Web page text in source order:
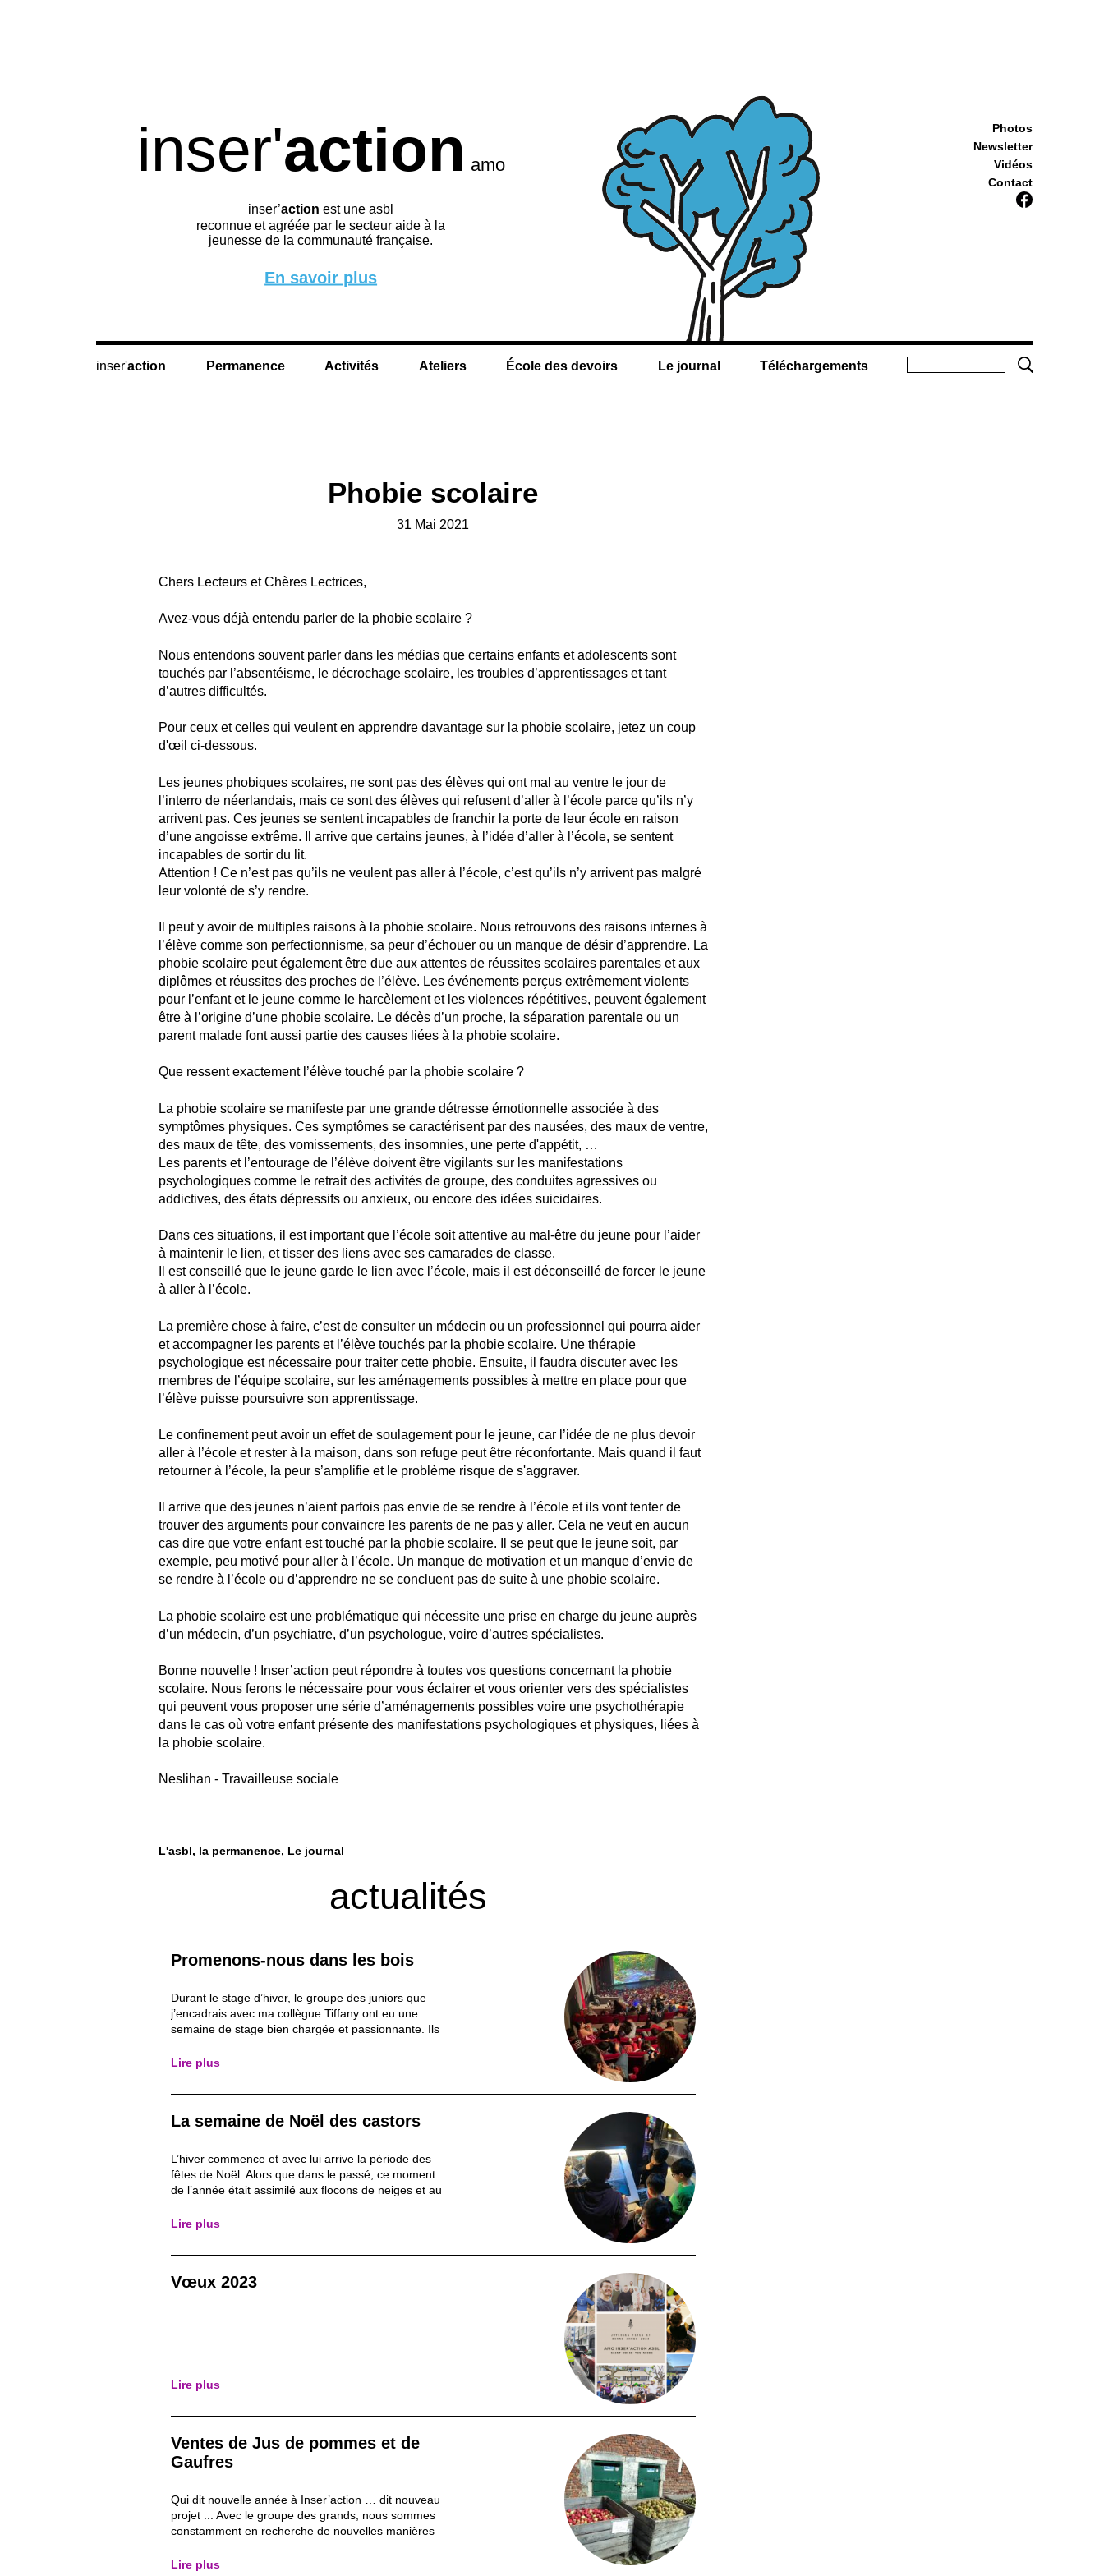
inser'action amo
inser’action est une asbl
reconnue et agréée par le secteur aide à la
jeunesse de la communauté française.
En savoir plus
Photos
Newsletter
Vidéos
Contact
action Permanence Activités Ateliers École des devoirs Le journal Téléchargements
Phobie scolaire
31 Mai 2021
Chers Lecteurs et Chères Lectrices,
Avez-vous déjà entendu parler de la phobie scolaire ?
Nous entendons souvent parler dans les médias que certains enfants et adolescents sont
touchés par l’absentéisme, le décrochage scolaire, les troubles d’apprentissages et tant
d’autres difficultés.
Pour ceux et celles qui veulent en apprendre davantage sur la phobie scolaire, jetez un coup
d'œil ci-dessous.
Les jeunes phobiques scolaires, ne sont pas des élèves qui ont mal au ventre le jour de
l’interro de néerlandais, mais ce sont des élèves qui refusent d’aller à l’école parce qu’ils n’y
arrivent pas. Ces jeunes se sentent incapables de franchir la porte de leur école en raison
d’une angoisse extrême. Il arrive que certains jeunes, à l’idée d’aller à l’école, se sentent
incapables de sortir du lit.
Attention ! Ce n’est pas qu’ils ne veulent pas aller à l’école, c’est qu’ils n’y arrivent pas malgré
leur volonté de s’y rendre.
Il peut y avoir de multiples raisons à la phobie scolaire. Nous retrouvons des raisons internes à
l’élève comme son perfectionnisme, sa peur d’échouer ou un manque de désir d’apprendre. La
phobie scolaire peut également être due aux attentes de réussites scolaires parentales et aux
diplômes et réussites des proches de l’élève. Les événements perçus extrêmement violents
pour l’enfant et le jeune comme le harcèlement et les violences répétitives, peuvent également
être à l’origine d’une phobie scolaire. Le décès d’un proche, la séparation parentale ou un
parent malade font aussi partie des causes liées à la phobie scolaire.
Que ressent exactement l’élève touché par la phobie scolaire ?
La phobie scolaire se manifeste par une grande détresse émotionnelle associée à des
symptômes physiques. Ces symptômes se caractérisent par des nausées, des maux de ventre,
des maux de tête, des vomissements, des insomnies, une perte d'appétit, …
Les parents et l’entourage de l’élève doivent être vigilants sur les manifestations
psychologiques comme le retrait des activités de groupe, des conduites agressives ou
addictives, des états dépressifs ou anxieux, ou encore des idées suicidaires.
Dans ces situations, il est important que l’école soit attentive au mal-être du jeune pour l’aider
à maintenir le lien, et tisser des liens avec ses camarades de classe.
Il est conseillé que le jeune garde le lien avec l’école, mais il est déconseillé de forcer le jeune
à aller à l’école.
La première chose à faire, c’est de consulter un médecin ou un professionnel qui pourra aider
et accompagner les parents et l’élève touchés par la phobie scolaire. Une thérapie
psychologique est nécessaire pour traiter cette phobie. Ensuite, il faudra discuter avec les
membres de l’équipe scolaire, sur les aménagements possibles à mettre en place pour que
l’élève puisse poursuivre son apprentissage.
Le confinement peut avoir un effet de soulagement pour le jeune, car l’idée de ne plus devoir
aller à l’école et rester à la maison, dans son refuge peut être réconfortante. Mais quand il faut
retourner à l’école, la peur s’amplifie et le problème risque de s'aggraver.
Il arrive que des jeunes n’aient parfois pas envie de se rendre à l’école et ils vont tenter de
trouver des arguments pour convaincre les parents de ne pas y aller. Cela ne veut en aucun
cas dire que votre enfant est touché par la phobie scolaire. Il se peut que le jeune soit, par
exemple, peu motivé pour aller à l’école. Un manque de motivation et un manque d’envie de
se rendre à l’école ou d’apprendre ne se concluent pas de suite à une phobie scolaire.
La phobie scolaire est une problématique qui nécessite une prise en charge du jeune auprès
d’un médecin, d’un psychiatre, d’un psychologue, voire d’autres spécialistes.
Bonne nouvelle ! Inser’action peut répondre à toutes vos questions concernant la phobie
scolaire. Nous ferons le nécessaire pour vous éclairer et vous orienter vers des spécialistes
qui peuvent vous proposer une série d’aménagements possibles voire une psychothérapie
dans le cas où votre enfant présente des manifestations psychologiques et physiques, liées à
la phobie scolaire.
Neslihan - Travailleuse sociale
L'asbl la permanence Le journal
actualités
Promenons-nous dans les bois
Durant le stage d’hiver, le groupe des juniors que
j’encadrais avec ma collègue Tiffany ont eu une
semaine de stage bien chargée et passionnante. Ils
l’extérieur comme la visite de la ferme les Pilifs, une
Lire plus
La semaine de Noël des castors
L’hiver commence et avec lui arrive la période des
fêtes de Noël. Alors que dans le passé, ce moment
de l’année était assimilé aux flocons de neiges et au
températures plus hautes, de la pluie et du vent.
niveau...
Lire plus
Vœux 2023
Lire plus
Ventes de Jus de pommes et de
Gaufres
Qui dit nouvelle année à Inser’action … dit nouveau
projet ... Avec le groupe des grands, nous sommes
constamment en recherche de nouvelles manières
de réaliser un plus gros projet, que ce soit pour une
Lire plus